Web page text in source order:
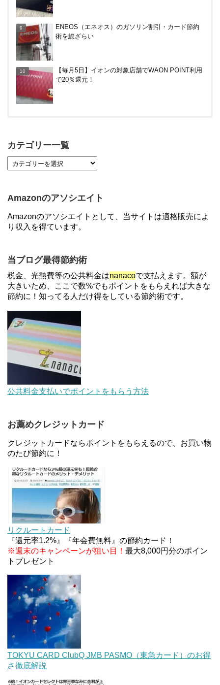
ENEOS（エネオス）のガソリン割引・カード節約
術を総ざらい
【毎月5日】イオンの対象店舗でWAON POINT利用
で20％還元！
【7/21まで】エアウォレット(COIN+)で最大98,300
【2倍増量】PayPayカード、まるごとフラットリボ
登録と3回利用で10000ptがもらえるキャンペーン！
3/31まで
ソニーフィナンシャルグループの株主限定！2万円
もらえる口座開設キャンペーン。7/31まで
【解決】マリオットボンヴォイにログインできな
い、パスワード変更不可の原因はコレでした。
【対象者限定】楽天ペイで決済すると最大300ポイ
ントキャンペーン！～6/1
デジタルギフト改悪でいろいろ手数料徴収へ！8/3
～
au Pay等に等価交換できる「えらべるギフト」がフ
ァミリマートとミニストップで登場！WAON1%還
元で新ルート誕生！？
JCBカードWでApple Pay追加時のナビダイヤル
0570を回避する方法
マイナンバーカードの点字っている？デメリット3
カテゴリー一覧
Amazonのアソシエイト
Amazonのアソシエイトとして、当サイトは適格販売によ
り収入を得ています。
当ブログ最得節約術
税金、光熱費等の公共料金はnanacoで支払えます。額が
大きいため、ここで数%でもポイントをもらえれば大きな
節約に！知ってる人だけ得をしている節約術です。
公共料金支払いでポイントをもらう方法
お薦めクレジットカード
クレジットカードならポイントをもらえるので、お買い物
のたび節約に！
リクルートカード
『還元率1.2%』『年会費無料』の節約カード！
※週末のキャンペーンが狙い目！ 最大8,000円分のポイン
トプレゼント
TOKYU CARD ClubQ JMB PASMO（東急カード）のお得
さ徹底解説